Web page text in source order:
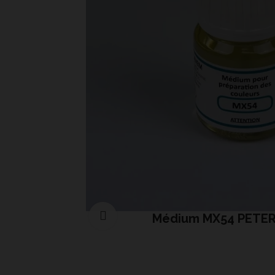
Médium MX54
Cliquer pour agrandir